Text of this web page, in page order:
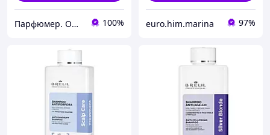
Парфюмер. Оригинальная парфюмерия и косметика в Харькове, Украине 100% euro.him.marina 97%